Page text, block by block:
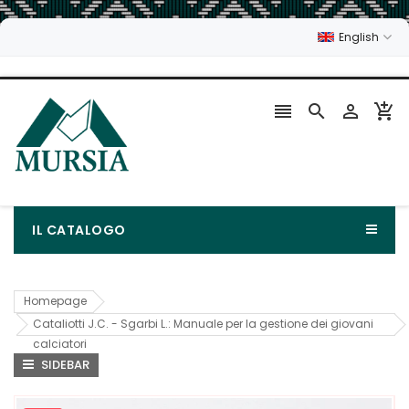
English
   
IL CATALOGO
Homepage
Cataliotti J.C. - Sgarbi L.: Manuale per la gestione dei giovani
calciatori
SIDEBAR